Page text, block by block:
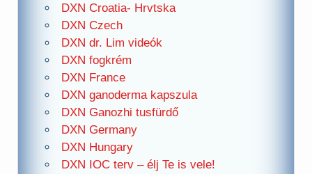
DXN Croatia- Hrvtska
DXN Czech
DXN dr. Lim videók
DXN fogkrém
DXN France
DXN ganoderma kapszula
DXN Ganozhi tusfürdő
DXN Germany
DXN Hungary
DXN IOC terv – élj Te is vele!